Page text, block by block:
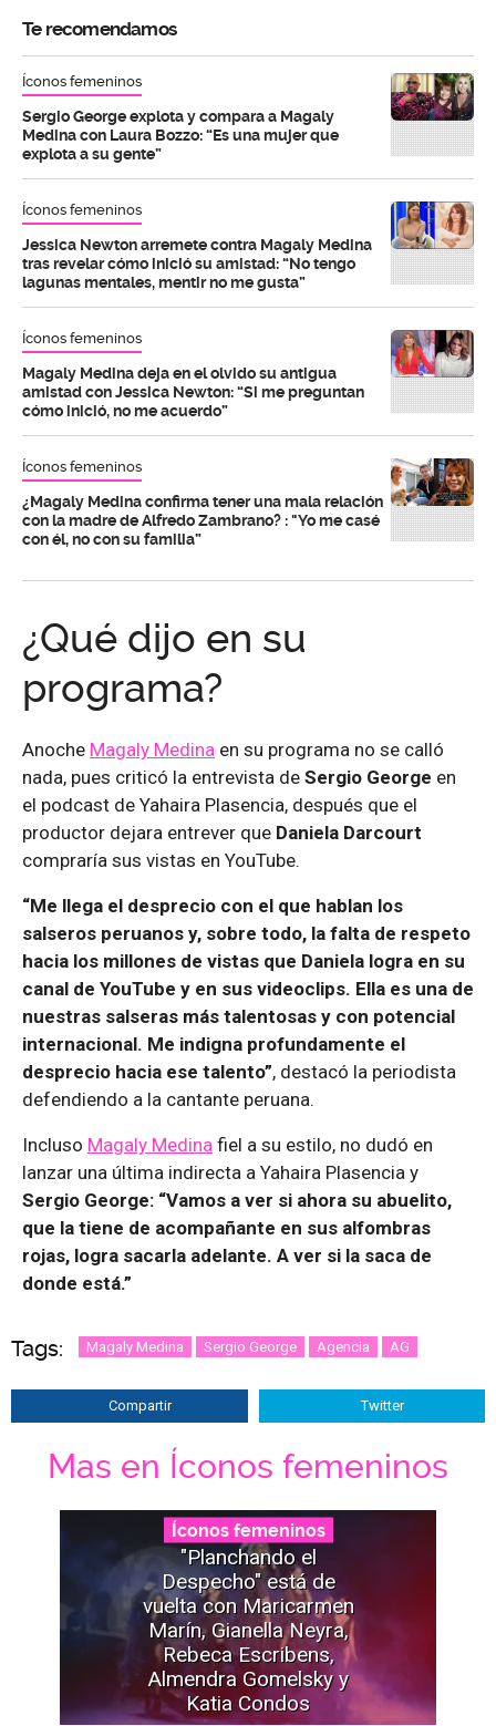
Te recomendamos
Íconos femeninos
Sergio George explota y compara a Magaly
Medina con Laura Bozzo: “Es una mujer que
explota a su gente”
Íconos femeninos
Jessica Newton arremete contra Magaly Medina
tras revelar cómo inició su amistad: “No tengo
lagunas mentales, mentir no me gusta”
Íconos femeninos
Magaly Medina deja en el olvido su antigua
amistad con Jessica Newton: “Si me preguntan
cómo inició, no me acuerdo”
Íconos femeninos
¿Magaly Medina confirma tener una mala relación
con la madre de Alfredo Zambrano? : "Yo me casé
con él, no con su familia”
¿Qué dijo en su
programa?
Anoche Magaly Medina en su programa no se calló
nada, pues criticó la entrevista de Sergio George en
el podcast de Yahaira Plasencia, después que el
productor dejara entrever que Daniela Darcourt
compraría sus vistas en YouTube.
“Me llega el desprecio con el que hablan los
salseros peruanos y, sobre todo, la falta de respeto
hacia los millones de vistas que Daniela logra en su
canal de YouTube y en sus videoclips. Ella es una de
nuestras salseras más talentosas y con potencial
internacional. Me indigna profundamente el
desprecio hacia ese talento”, destacó la periodista
defendiendo a la cantante peruana.
Incluso Magaly Medina fiel a su estilo, no dudó en
lanzar una última indirecta a Yahaira Plasencia y
Sergio George: “Vamos a ver si ahora su abuelito,
que la tiene de acompañante en sus alfombras
rojas, logra sacarla adelante. A ver si la saca de
donde está.”
Tags: Magaly Medina Sergio George Agencia AG
Compartir Twitter
Mas en Íconos femeninos
Íconos femeninos
"Planchando el
Despecho" está de
vuelta con Maricarmen
Marín, Gianella Neyra,
Rebeca Escribens,
Almendra Gomelsky y
Katia Condos